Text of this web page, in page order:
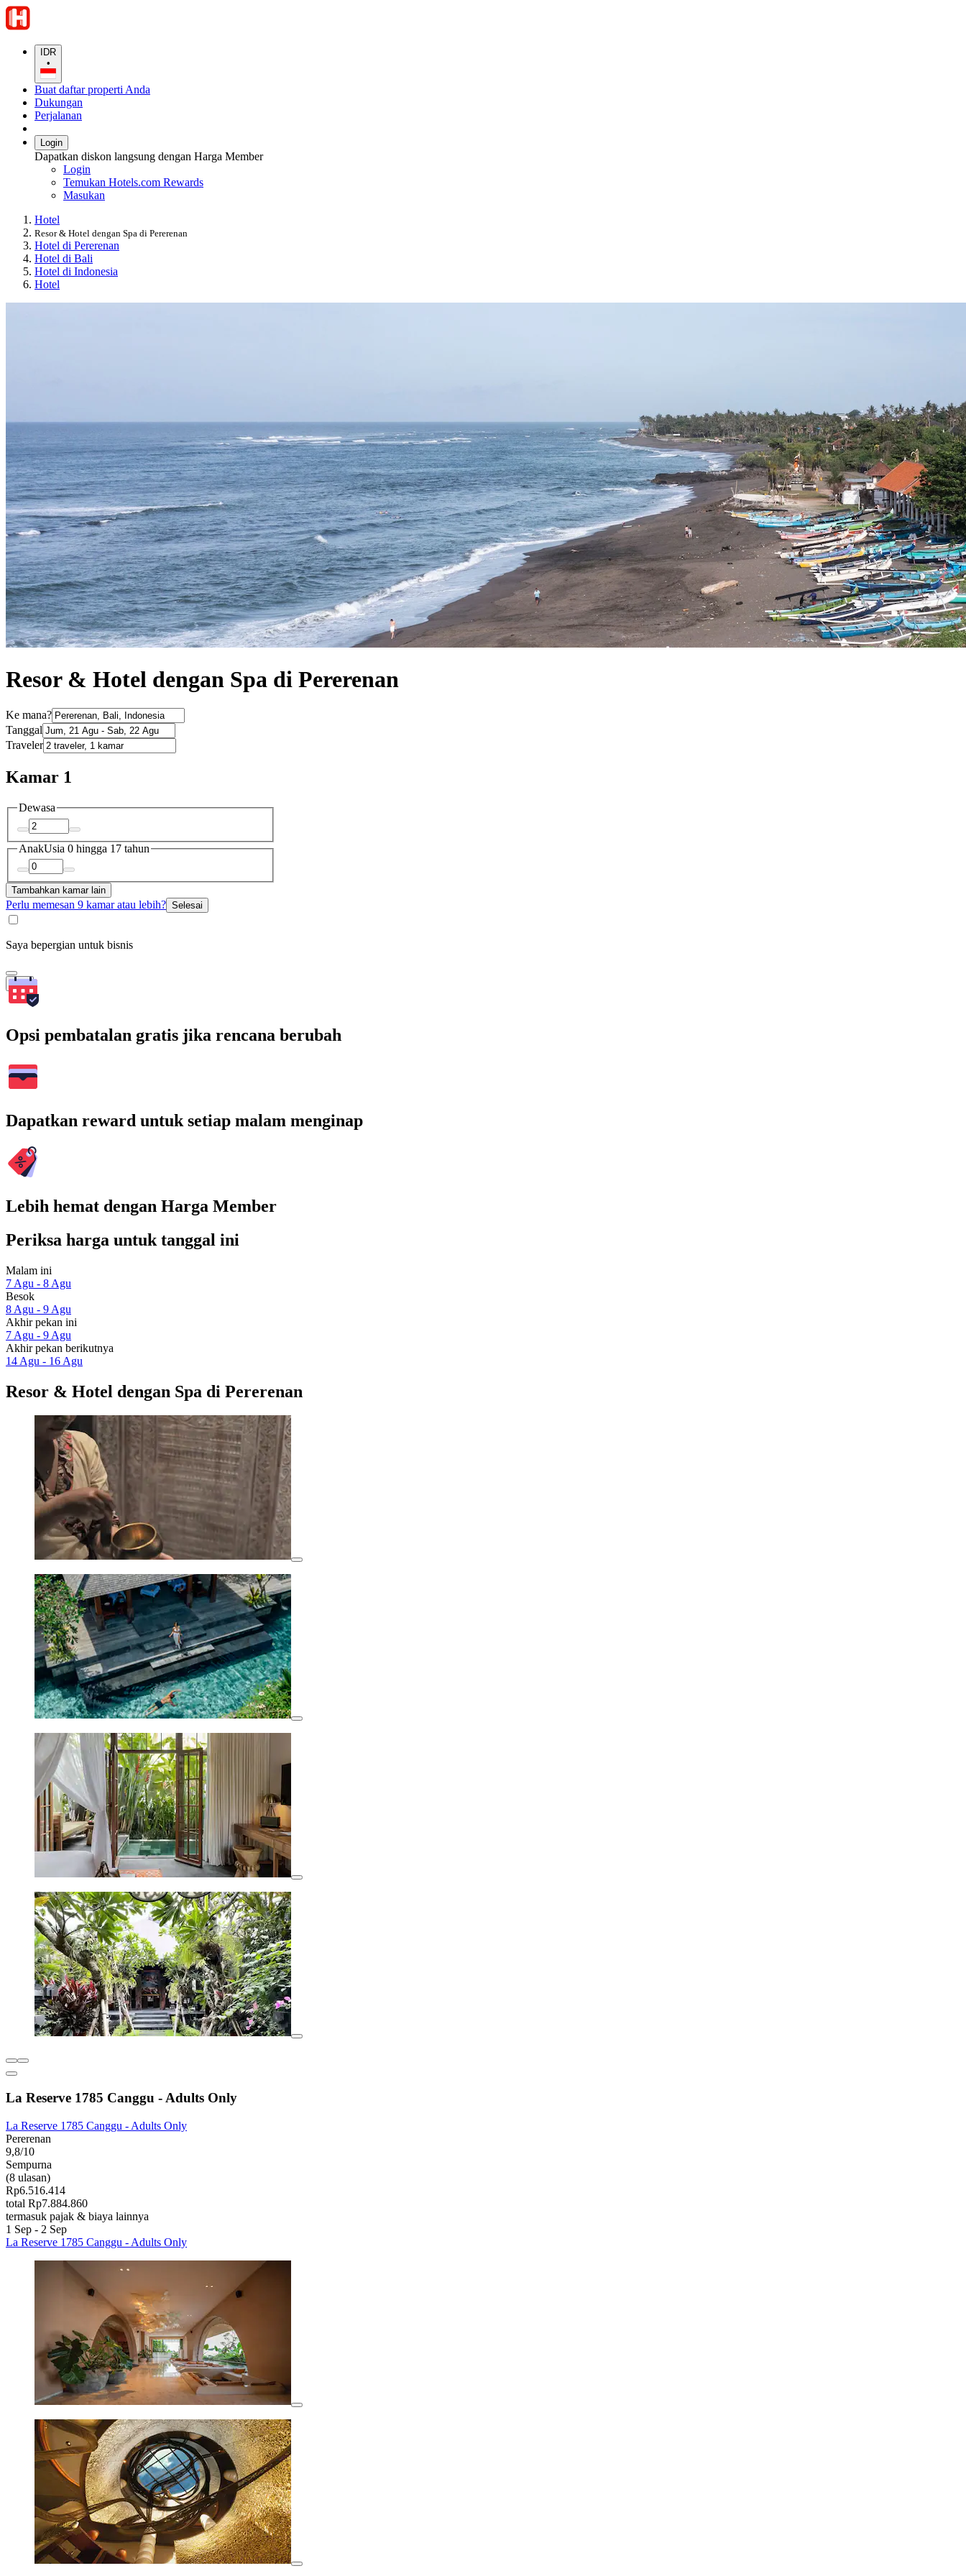
IDR
•
Buat daftar properti Anda
Dukungan
Perjalanan
Login
Dapatkan diskon langsung dengan Harga Member
Login
Temukan Hotels.com Rewards
Masukan
Hotel
Resor & Hotel dengan Spa di Pererenan
Hotel di Pererenan
Hotel di Bali
Hotel di Indonesia
Hotel
Resor & Hotel dengan Spa di Pererenan
Ke mana?
Tanggal
Traveler
Kamar 1
Dewasa
AnakUsia 0 hingga 17 tahun
Tambahkan kamar lain
Perlu memesan 9 kamar atau lebih? Selesai
Saya bepergian untuk bisnis
Cari
Opsi pembatalan gratis jika rencana berubah
Dapatkan reward untuk setiap malam menginap
Lebih hemat dengan Harga Member
Periksa harga untuk tanggal ini
Malam ini
7 Agu - 8 Agu
Besok
8 Agu - 9 Agu
Akhir pekan ini
7 Agu - 9 Agu
Akhir pekan berikutnya
14 Agu - 16 Agu
Resor & Hotel dengan Spa di Pererenan
La Reserve 1785 Canggu - Adults Only
La Reserve 1785 Canggu - Adults Only
Pererenan
9,8/10
Sempurna
(8 ulasan)
Rp6.516.414
total Rp7.884.860
termasuk pajak & biaya lainnya
1 Sep - 2 Sep
La Reserve 1785 Canggu - Adults Only